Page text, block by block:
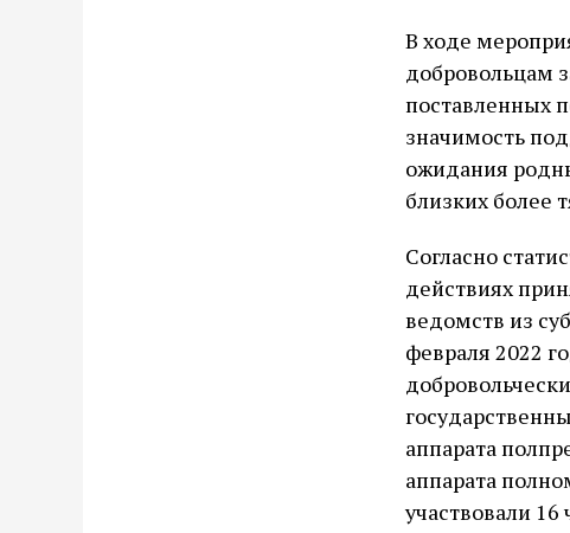
В ходе
добровольцам
поставленных
значимость
ожидания
близких более
Согласно
действиях
ведомств из
февраля 2022
аппарата
аппарата
участвовали